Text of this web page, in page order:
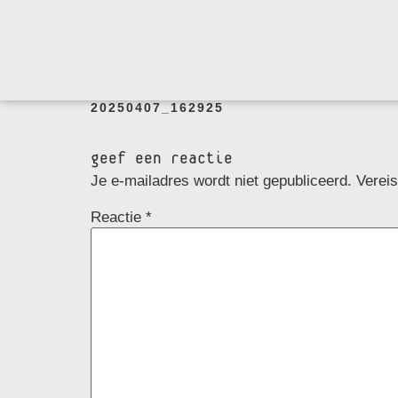
20250407_162925
geef een reactie
Je e-mailadres wordt niet gepubliceerd.
Reactie *